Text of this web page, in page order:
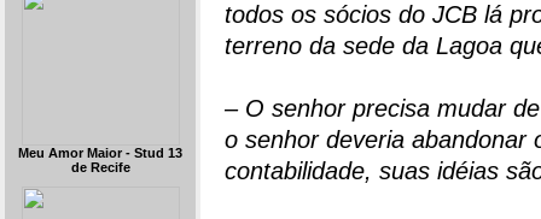
Meu Amor Maior - Stud 13
de Recife
todos os sócios do JCB lá
terreno da sede da Lagoa
– O senhor precisa mudar
o senhor deveria abandonar
contabilidade, suas idéias